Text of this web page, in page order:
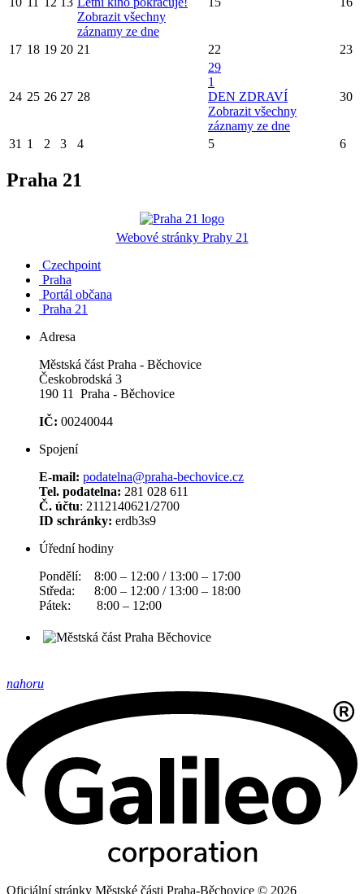
Zobrazit všechny
záznamy ze dne
17 18 19 20 21 22 23
24 25 26 27 28
29
1
DEN ZDRAVÍ
Zobrazit všechny
záznamy ze dne
30
31 1 2 3 4 5 6
Praha 21
Webové stránky Prahy 21
Czechpoint
Praha
Portál občana
Praha 21
Adresa
Městská část Praha - Běchovice
Českobrodská 3
190 11 Praha - Běchovice
IČ: 00240044
Spojení
E-mail: podatelna@praha-bechovice.cz
Tel. podatelna: 281 028 611
Č. účtu: 2112140621/2700
ID schránky: erdb3s9
Úřední hodiny
Pondělí: 8:00 – 12:00 / 13:00 – 17:00
Středa: 8:00 – 12:00 / 13:00 – 18:00
Pátek: 8:00 – 12:00
nahoru
Oficiální stránky Městské části Praha-Běchovice © 2026